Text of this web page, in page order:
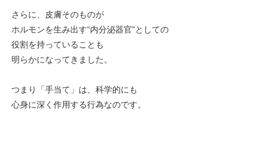
さらに、皮膚そのものが
ホルモンを生み出す“内分泌器官”としての
役割を持っていることも
明らかになってきました。
つまり「手当て」は、科学的にも
心身に深く作用する行為なのです。